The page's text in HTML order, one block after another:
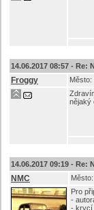
14.06.2017 08:57 - Re:
Froggy Město:
nějaký
14.06.2017 09:19 - Re:
NMC Město:
Pro
-
- krycí